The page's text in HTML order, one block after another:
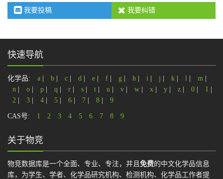
我要投稿 我要纠错
快速导航
化学品: a b c d e f g h i j k l m
n
o p q r s t u v w x y z 0 1
2
3 4 5 6 7 8 9
CAS号: 1 2 3 4 5 6 7 8 9
关于物竞
物竞数据库是一个全面、专业、专注，并且 免费的中文化学品信息
库，为学生、学者、化学品研究机构、检测机构、化学品工作者提